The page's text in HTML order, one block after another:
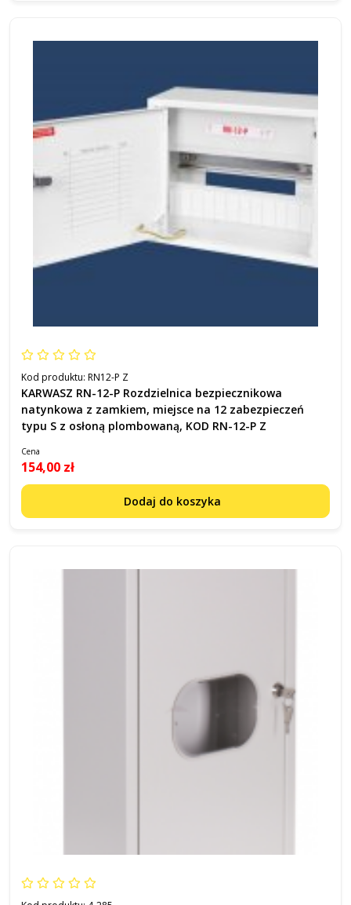
Kod produktu: RN12-P Z
KARWASZ RN-12-P Rozdzielnica bezpiecznikowa
natynkowa z zamkiem, miejsce na 12 zabezpieczeń
typu S z osłoną plombowaną, KOD RN-12-P Z
Cena
154,00 zł
Dodaj do koszyka